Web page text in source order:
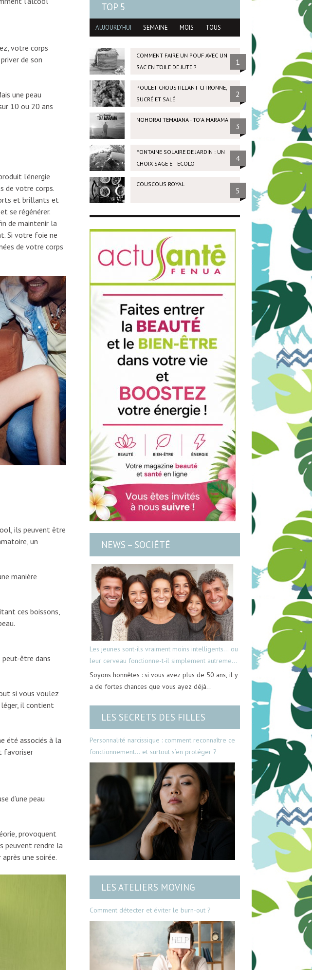
votre corps
de son
une peau
10 ou 20 ans
l’énergie
de votre corps.
et brillants et
se régénérer.
de maintenir la
Si votre foie ne
de votre corps
ils peuvent être
un
manière
ces boissons,
peut-être dans
si vous voulez
il contient
été associés à la
favoriser
d’une peau
provoquent
peuvent rendre la
une soirée.
TOP 5
AUJOURD'HUI SEMAINE MOIS TOUS
COMMENT FAIRE UN POUF AVEC UN
SAC EN TOILE DE JUTE ?
1
POULET CROUSTILLANT CITRONNÉ,
SUCRÉ ET SALÉ
2
NOHORAI TEMAIANA - TO'A MARAMA
3
FONTAINE SOLAIRE DE JARDIN : UN
CHOIX SAGE ET ÉCOLO
4
COUSCOUS ROYAL
5
NEWS – SOCIÉTÉ
Les jeunes sont-ils vraiment moins intelligents… ou
leur cerveau fonctionne-t-il simplement autrement
?
Soyons honnêtes : si vous avez plus de 50 ans, il y
a de fortes chances que vous ayez déjà…
LES SECRETS DES FILLES
Personnalité narcissique : comment reconnaître ce
fonctionnement… et surtout s’en protéger ?
LES ATELIERS MOVING
Comment détecter et éviter le burn-out ?